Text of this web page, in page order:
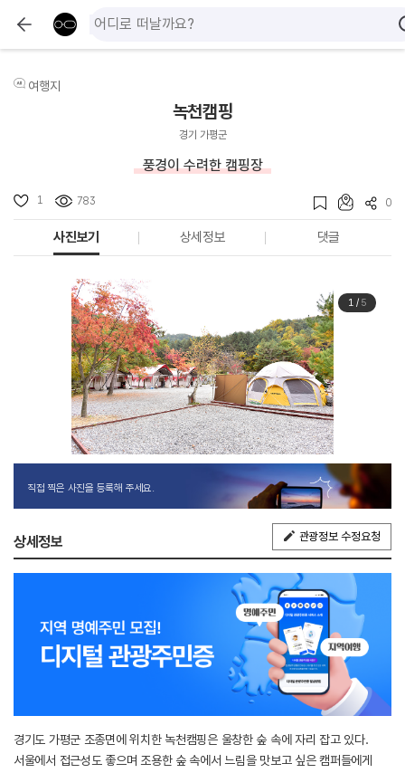
여행지
녹천캠핑
경기 가평군
풍경이 수려한 캠핑장
1 783 0
사진보기 상세정보 댓글
1/ 5
직접 찍은 사진을 등록해 주세요.
상세정보 관광정보 수정요청
경기도 가평군 조종면에 위치한 녹천캠핑은 울창한 숲 속에 자리 잡고 있다.
서울에서 접근성도 좋으며 조용한 숲 속에서 느림을 맛보고 싶은 캠퍼들에게